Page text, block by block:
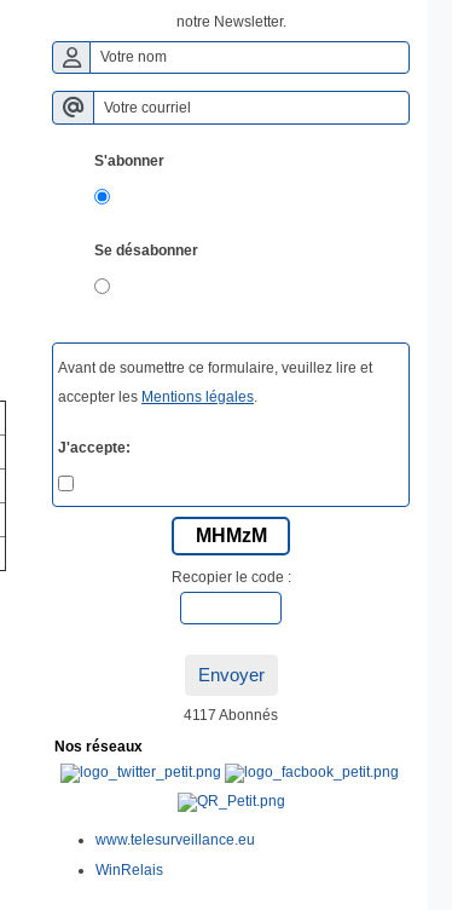
notre Newsletter.
S'abonner
Se désabonner
Avant de soumettre ce formulaire, veuillez lire et
accepter les Mentions légales
J'accepte:
MHMzM
Recopier le code :
Envoyer
4117 Abonnés
Nos réseaux
www.telesurveillance.eu
WinRelais